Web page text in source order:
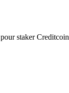
staker Creditcoin